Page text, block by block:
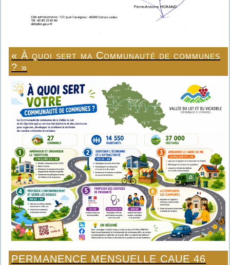
« À quoi sert ma Communauté de communes
? »
PERMANENCE MENSUELLE CAUE 46